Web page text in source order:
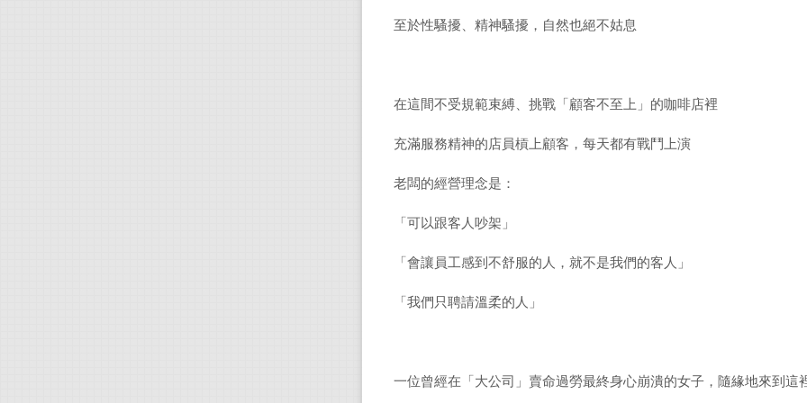
至於性騷擾、精神騷擾，自然也絕不姑息
在這間不受規範束縛、挑戰「顧客不至上」的咖啡店裡
充滿服務精神的店員槓上顧客，每天都有戰鬥上演
老闆的經營理念是：
「可以跟客人吵架」
「會讓員工感到不舒服的人，就不是我們的客人」
「我們只聘請溫柔的人」
一位曾經在「大公司」賣命過勞最終身心崩潰的女子，隨緣地來到這